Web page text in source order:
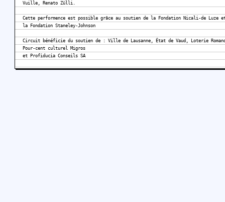
Vuille, Renato Zülli.
Cette performence est possible grâce au soutien de la Fondation Nicali-de Luze
la Fondation Staneley-Johnson
Circuit bénéficie du soutien de : Ville de Lausanne, État de Vaud, Loterie
Pour-cent culturel Migros
et Profiducia Conseils SA